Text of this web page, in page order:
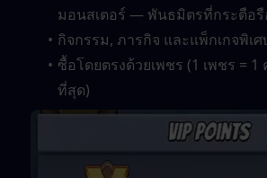
มอนสเตอร์ — พันธมิตรที่กระตือ
กิจกรรม, ภารกิจ และแพ็กเกจพิเศ
ซื้อโดยตรงด้วยเพชร (1 เพชร = 1
ที่สุด)